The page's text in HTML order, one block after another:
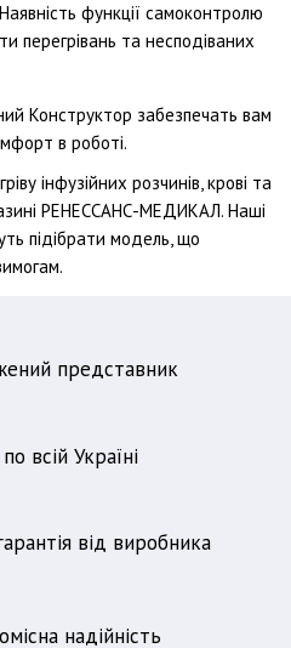
функції самоконтролю
перегрівань та несподіваних
Конструктор забезпечать вам
в роботі.
інфузійних розчинів, крові та
РЕНЕССАНС-МЕДИКАЛ. Наші
підібрати модель, що
представник
всій Україні
від виробника
надійність